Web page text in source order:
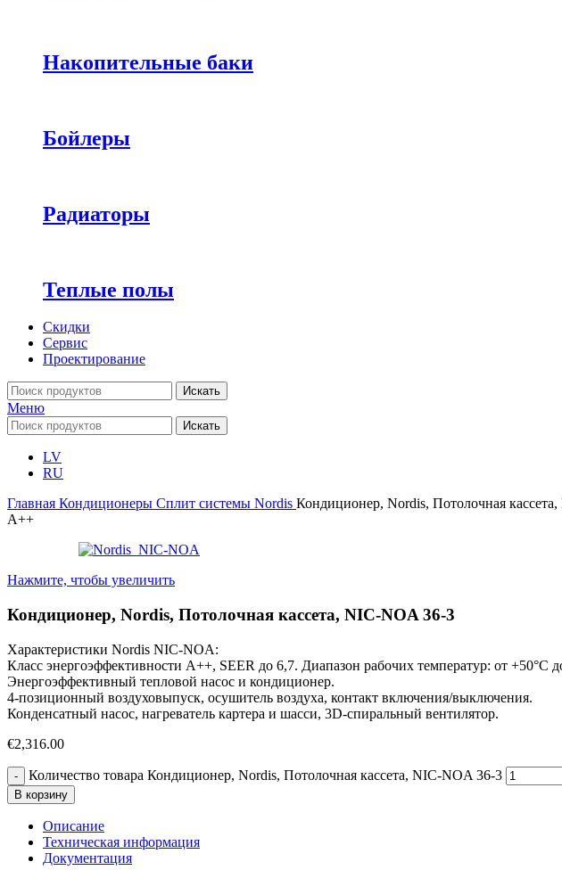
Накопительные баки
Бойлеры
Радиаторы
Теплые полы
Скидки
Сервис
Проектирование
Искать
Меню
Искать
LV
RU
Главная Кондиционеры Cплит системы Nordis Кондиционер, Nordis, Потолочная
A++
Нажмите, чтобы увеличить
Кондиционер, Nordis, Потолочная кассета, NIC-NOA 36-3
Характеристики Nordis NIC-NOA:
Класс энергоэффективности A++, SEER до 6,7. Диапазон рабочих температур: от +50°C
Энергоэффективный тепловой насос и кондиционер.
4-позиционный воздуховыпуск, осушитель воздуха, контакт включения/выключения.
Конденсатный насос, нагреватель картера и шасси, 3D-спиральный вентилятор.
€2,316.00
Количество товара Кондиционер, Nordis, Потолочная кассета, NIC-NOA 36-3
В корзину
Описание
Техническая информация
Документация